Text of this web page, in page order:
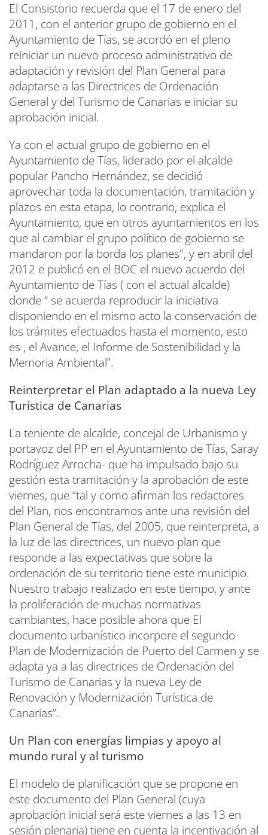
El Consistorio recuerda que el 17 de enero del
2011, con el anterior grupo de gobierno en el
Ayuntamiento de Tías, se acordó en el pleno
reiniciar un nuevo proceso administrativo de
adaptación y revisión del Plan General para
adaptarse a las Directrices de Ordenación
General y del Turismo de Canarias e iniciar su
aprobación inicial.
Ya con el actual grupo de gobierno en el
Ayuntamiento de Tías, liderado por el alcalde
popular Pancho Hernández, se decidió
aprovechar toda la documentación, tramitación y
plazos en esta etapa, lo contrario, explica el
Ayuntamiento, que en otros ayuntamientos en los
que al cambiar el grupo político de gobierno se
mandaron por la borda los planes", y en abril del
2012 e publicó en el BOC el nuevo acuerdo del
Ayuntamiento de Tías ( con el actual alcalde)
donde “ se acuerda reproducir la iniciativa
disponiendo en el mismo acto la conservación de
los trámites efectuados hasta el momento, esto
es , el Avance, el Informe de Sostenibilidad y la
Memoria Ambiental”.
Reinterpretar el Plan adaptado a la nueva Ley
Turística de Canarias
La teniente de alcalde, concejal de Urbanismo y
portavoz del PP en el Ayuntamiento de Tías, Saray
Rodríguez Arrocha- que ha impulsado bajo su
gestión esta tramitación y la aprobación de este
viernes, que “tal y como afirman los redactores
del Plan, nos encontramos ante una revisión del
Plan General de Tías, del 2005, que reinterpreta, a
la luz de las directrices, un nuevo plan que
responde a las expectativas que sobre la
ordenación de su territorio tiene este municipio.
Nuestro trabajo realizado en este tiempo, y ante
la proliferación de muchas normativas
cambiantes, hace posible ahora que El
documento urbanístico incorpore el segundo
Plan de Modernización de Puerto del Carmen y se
adapta ya a las directrices de Ordenación del
Turismo de Canarias y la nueva Ley de
Renovación y Modernización Turística de
Canarias”.
Un Plan con energías limpias y apoyo al
mundo rural y al turismo
El modelo de planificación que se propone en
este documento del Plan General (cuya
aprobación inicial será este viernes a las 13 en
sesión plenaria) tiene en cuenta la incentivación al